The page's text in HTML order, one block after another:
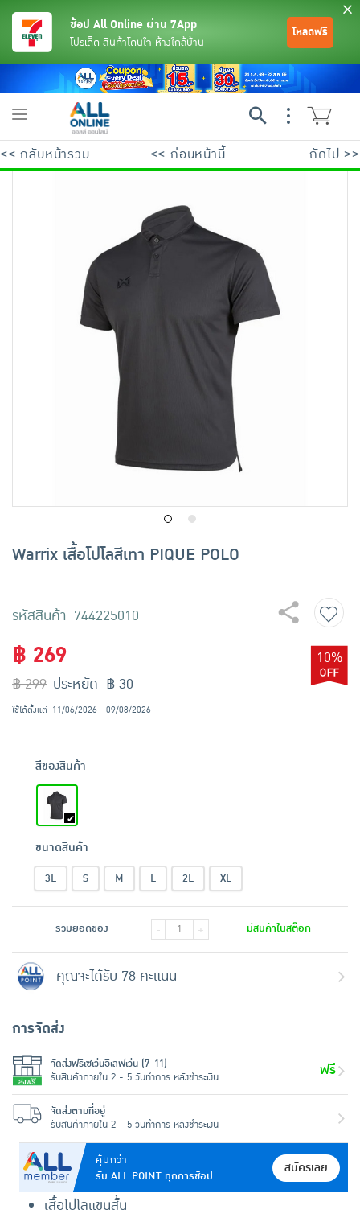
ขนมขบเคี้ยว และช็อคโกแลต
อาหารสด ผัก ผลไม้และเบเกอรี่
ช้อป All Online ผ่าน 7App
โปรเด็ด สินค้าโดนใจ ห้างใกล้บ้าน
โหลดฟรี
Toggle
<< กลับหน้ารวม << ก่อนหน้านี้ ถัดไป >>
Warrix เสื้อโปโลสีเทา PIQUE POLO
รหัสสินค้า 744225010
คุ้มกว่า
รับ ALL POINT ทุกการช้อป
สมัครเลย
เสื้อโปโลแขนสั้น
฿ 269
฿ 299
10%
ประหยัด ฿ 30
ใช้ได้ตั้งแต่ 11/06/2026 - 09/08/2026
สีของสินค้า
ขนาดสินค้า
3L S M L 2L XL
รวมยอดของ - + มีสินค้าในสต๊อก
คุณจะได้รับ 78 คะแนน
การจัดส่ง
จัดส่งฟรีเซเว่นอีเลฟเว่น (7-11)
รับสินค้าภายใน 2 - 5 วันทำการ หลังชำระเงิน
ฟรี
จัดส่งตามที่อยู่
รับสินค้าภายใน 2 - 5 วันทำการ หลังชำระเงิน